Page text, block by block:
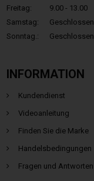
Freitag:
9.00 - 13.00
Samstag:
Geschlossen
Sonntag.:
Geschlossen
INFORMATION
Kundendienst
Videoanleitung
Finden Sie die Marke
Handelsbedingungen
Fragen und Antworten